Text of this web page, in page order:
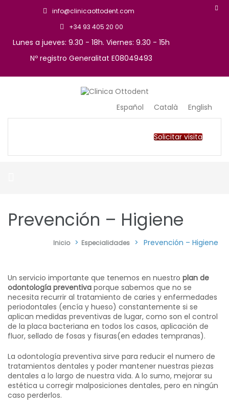
info@clinicaottodent.com
+34 93 405 20 00
Lunes a jueves: 9.30 - 18h. Viernes: 9.30 - 15h
Nº registro Generalitat E08049493
Clinica OttodentEspañol Català English
Solicitar visita
Prevención – Higiene
Inicio > Especialidades > Prevención – Higiene
Un servicio importante que tenemos en nuestro plan de
odontología preventiva porque sabemos que no se
necesita recurrir al tratamiento de caries y enfermedades
periodontales (encía y hueso) constantemente si se
aplican medidas preventivas de lugar, como son el control
de la placa bacteriana en todos los casos, aplicación de
fluor, sellado de fosas y fisuras(en edades tempranas).
La odontología preventiva sirve para reducir el numero de
tratamientos dentales y poder mantener nuestras piezas
dentales a lo largo de nuestra vida. A lo sumo, mejorar su
estética u corregir malposiciones dentales, pero en ningún
caso perderlos.